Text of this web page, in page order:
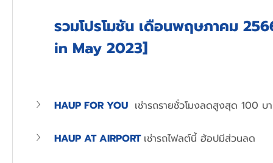
รวมโปรโมชัน เดือนพฤษภาคม
in May 2023]
HAUP FOR YOU เช่ารถรายชั่วโมงลดสูงสุด 100 บ
HAUP AT AIRPORT เช่ารถไฟลต์นี้ ฮ้อปมีส่วนลด